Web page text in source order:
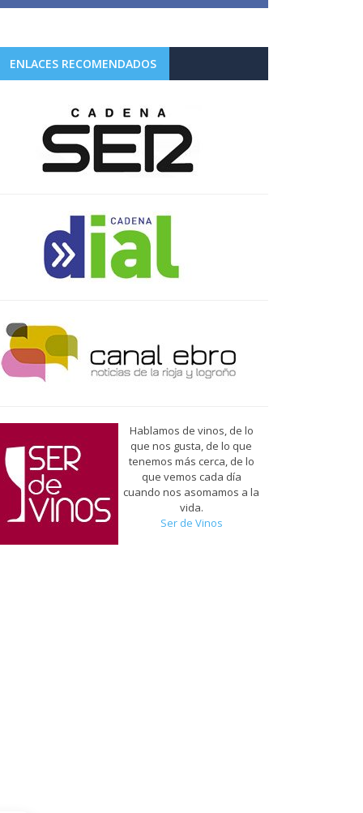
ENLACES RECOMENDADOS
Hablamos de vinos, de lo
que nos gusta, de lo que
tenemos más cerca, de lo
que vemos cada día
cuando nos asomamos a la
vida.
Ser de Vinos